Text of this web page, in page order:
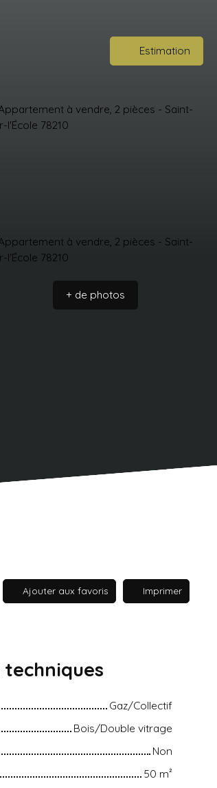
Estimation
+ de photos
Ajouter aux favoris Imprimer
techniques
Gaz/Collectif
Bois/Double vitrage
Non
50 m²